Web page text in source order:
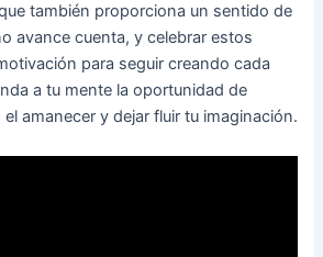
también proporciona un sentido de
avance cuenta, y celebrar estos
para seguir creando cada
a tu mente la oportunidad de
amanecer y dejar fluir tu imaginación.